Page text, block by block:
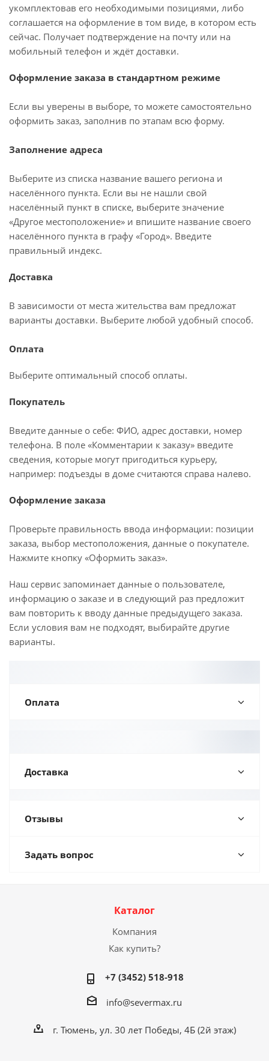
укомплектовав его необходимыми позициями, либо
соглашается на оформление в том виде, в котором есть
сейчас. Получает подтверждение на почту или на
мобильный телефон и ждёт доставки.
Оформление заказа в стандартном режиме
Если вы уверены в выборе, то можете самостоятельно
оформить заказ, заполнив по этапам всю форму.
Заполнение адреса
Выберите из списка название вашего региона и
населённого пункта. Если вы не нашли свой
населённый пункт в списке, выберите значение
«Другое местоположение» и впишите название своего
населённого пункта в графу «Город». Введите
правильный индекс.
Доставка
В зависимости от места жительства вам предложат
варианты доставки. Выберите любой удобный способ.
Оплата
Выберите оптимальный способ оплаты.
Покупатель
Введите данные о себе: ФИО, адрес доставки, номер
телефона. В поле «Комментарии к заказу» введите
сведения, которые могут пригодиться курьеру,
например: подъезды в доме считаются справа налево.
Оформление заказа
Проверьте правильность ввода информации: позиции
заказа, выбор местоположения, данные о покупателе.
Нажмите кнопку «Оформить заказ».
Наш сервис запоминает данные о пользователе,
информацию о заказе и в следующий раз предложит
вам повторить к вводу данные предыдущего заказа.
Если условия вам не подходят, выбирайте другие
варианты.
Оплата
Доставка
Отзывы
Задать вопрос
Каталог
Компания
Как купить?
+7 (3452) 518-918
info@severmax.ru
г. Тюмень, ул. 30 лет Победы, 4Б (2й этаж)